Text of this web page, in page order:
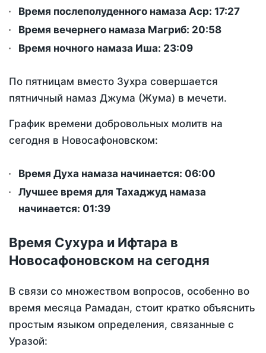
Время послеполуденного намаза Аср: 17:27
Время вечернего намаза Магриб: 20:58
Время ночного намаза Иша: 23:09
По пятницам вместо Зухра совершается
пятничный намаз Джума (Жума) в мечети.
График времени добровольных молитв на
сегодня в Новосафоновском:
Время Духа намаза начинается: 06:00
Лучшее время для Тахаджуд намаза
начинается: 01:39
Время Сухура и Ифтара в
Новосафоновском на сегодня
В связи со множеством вопросов, особенно во
время месяца Рамадан, стоит кратко объяснить
простым языком определения, связанные с
Уразой: